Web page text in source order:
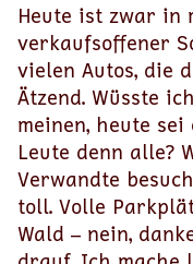
Heute ist zwar in
verkaufsoffener
vielen Autos, die
Ätzend. Wüsste
meinen, heute
Leute denn alle?
Verwandte
toll. Volle
Wald – nein,